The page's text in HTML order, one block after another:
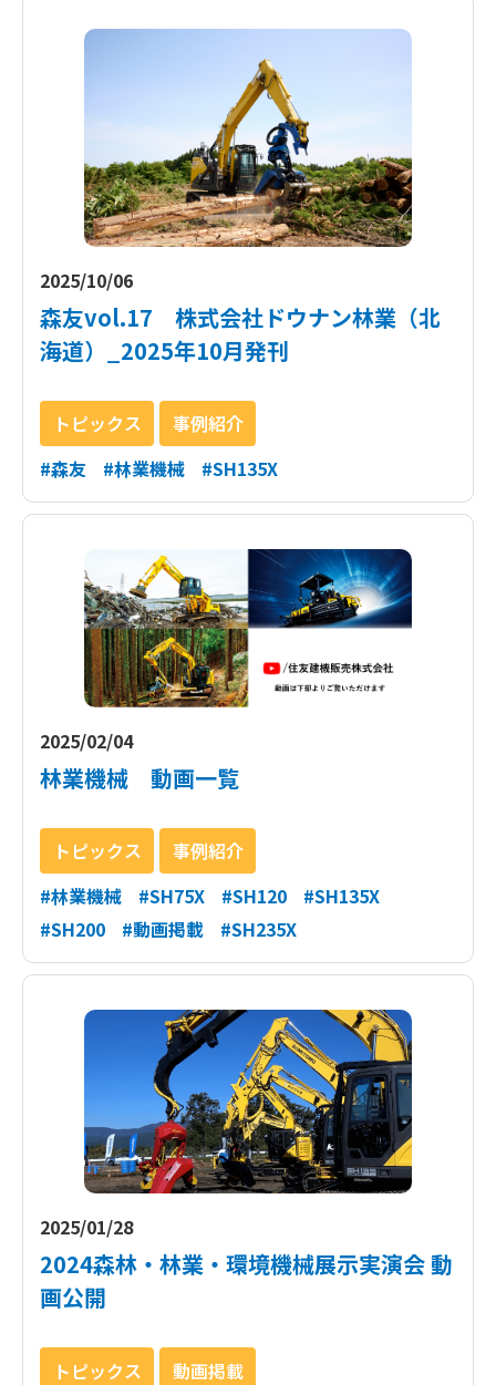
2025/10/06
森友vol.17 株式会社ドウナン林業（北
海道）_2025年10月発刊
トピックス
事例紹介
#森友
#林業機械 #SH135X
2025/02/04
林業機械 動画一覧
トピックス
事例紹介
#林業機械
#SH75X #SH120
#SH135X
#SH200
#動画掲載 #SH235X
2025/01/28
2024森林・林業・環境機械展示実演会 動
画公開
トピックス
動画掲載